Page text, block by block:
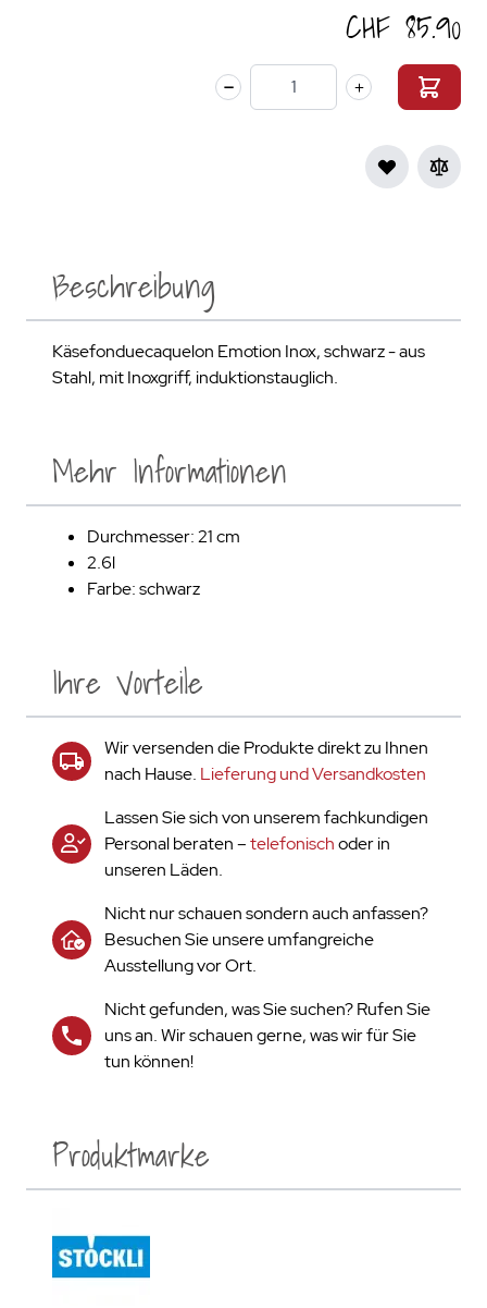
CHF 85.90
Menge
Beschreibung
Käsefonduecaquelon Emotion Inox, schwarz - aus
Stahl, mit Inoxgriff, induktionstauglich.
Ihre Vorteile
Wir versenden die Produkte direkt zu Ihnen
nach Hause. Lieferung und Versandkosten
Lassen Sie sich von unserem fachkundigen
Personal beraten –telefonischoder in
unseren Läden.
Nicht nur schauen sondern auch anfassen?
Besuchen Sie unsere umfangreiche
Ausstellung vor Ort.
Nicht gefunden, was Sie suchen? Rufen Sie
uns an. Wir schauen gerne, was wir für Sie
tun können!
Mehr Informationen
Durchmesser: 21 cm
2.6l
Farbe: schwarz
Produktmarke